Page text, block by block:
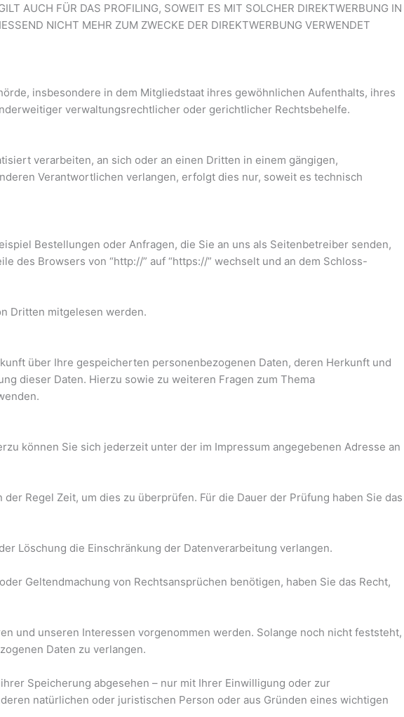
AUCH FÜR DAS PROFILING, SOWEIT ES MIT SOLCHER DIREKTWERBUNG IN
NICHT MEHR ZUM ZWECKE DER DIREKTWERBUNG VERWENDET
insbesondere in dem Mitgliedstaat ihres gewöhnlichen Aufenthalts, ihres
verwaltungsrechtlicher oder gerichtlicher Rechtsbehelfe.
verarbeiten, an sich oder an einen Dritten in einem gängigen,
Verantwortlichen verlangen, erfolgt dies nur, soweit es technisch
Bestellungen oder Anfragen, die Sie an uns als Seitenbetreiber senden,
des Browsers von “http://” auf “https://” wechselt und an dem Schloss-
Dritten mitgelesen werden.
über Ihre gespeicherten personenbezogenen Daten, deren Herkunft und
dieser Daten. Hierzu sowie zu weiteren Fragen zum Thema
können Sie sich jederzeit unter der im Impressum angegebenen Adresse an
Regel Zeit, um dies zu überprüfen. Für die Dauer der Prüfung haben Sie das
Löschung die Einschränkung der Datenverarbeitung verlangen.
Geltendmachung von Rechtsansprüchen benötigen, haben Sie das Recht,
und unseren Interessen vorgenommen werden. Solange noch nicht feststeht,
Daten zu verlangen.
Speicherung abgesehen – nur mit Ihrer Einwilligung oder zur
natürlichen oder juristischen Person oder aus Gründen eines wichtigen